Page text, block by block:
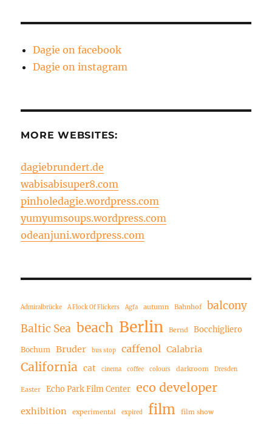
Dagie on facebook
Dagie on instagram
MORE WEBSITES:
dagiebrundert.de
wabisabisuper8.com
pinholedagie.wordpress.com
yumyumsoups.wordpress.com
odeanjuni.wordpress.com
Admiralbrücke A Flock Of Flickers Agfa autumn Bahnhof
balcony
Baltic Sea beach Berlin Bernd Bocchigliero
Bochum Bruder bus stop caffenol Calabria
California cat cinema coffee colours darkroom Dresden
Easter Echo Park Film Center eco developer
exhibition experimental expired film film show